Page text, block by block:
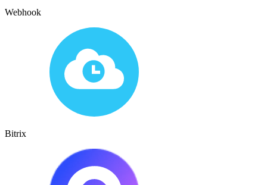
Webhook
Bitrix